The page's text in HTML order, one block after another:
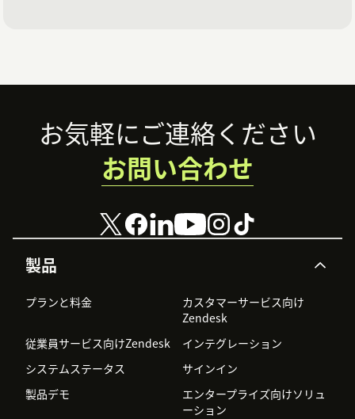
Footer
製品
プランと料金
カスタマーサービス向け
Zendesk
従業員サービス向けZendesk
インテグレーション
システムステータス
サインイン
製品デモ
エンタープライズ向けソリュ
ーション
お気軽にご連絡ください
お問い合わせ